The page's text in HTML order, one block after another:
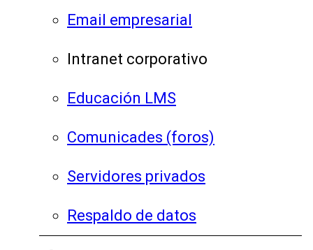
Email empresarial
Intranet corporativo
Educación LMS
Comunicades (foros)
Servidores privados
Respaldo de datos